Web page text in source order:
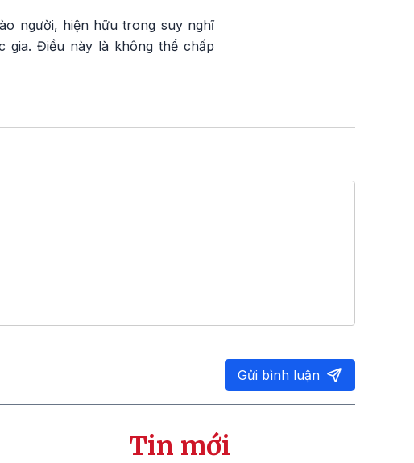
người, hiện hữu trong suy nghĩ
gia. Điều này là không thể chấp
Gửi bình luận
Tin mới